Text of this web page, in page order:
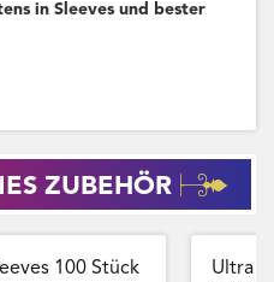
in Sleeves und bester
ZUBEHÖR
100 Stück
Ultra